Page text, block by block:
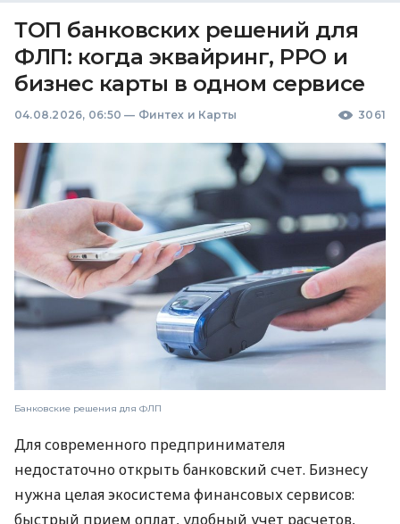
ТОП банковских решений для
ФЛП: когда эквайринг, РРО и
бизнес карты в одном сервисе
04.08.2026, 06:50 — Финтех и Карты 3061
Банковские решения для ФЛП
Для современного предпринимателя
недостаточно открыть банковский счет. Бизнесу
нужна целая экосистема финансовых сервисов:
быстрый прием оплат, удобный учет расчетов,